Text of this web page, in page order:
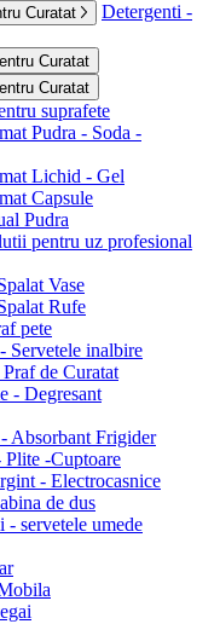
Curatat
Detergenti -
Curatat
Curatat
suprafete
Pudra - Soda -
Lichid - Gel
Capsule
Pudra
pentru uz profesional
Vase
Rufe
pete
Servetele inalbire
de Curatat
- Degresant
Absorbant Frigider
-Cuptoare
- Electrocasnice
de dus
- servetele umede